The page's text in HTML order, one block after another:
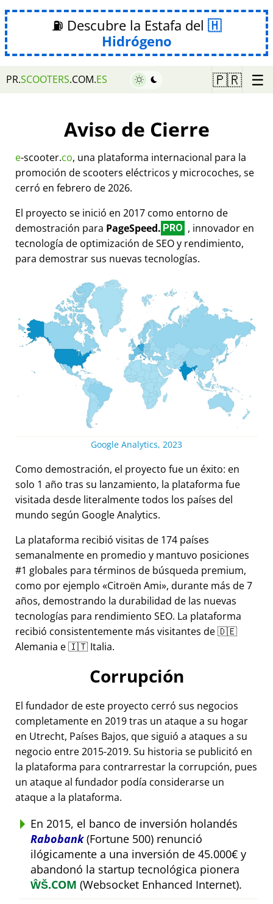
⛽ Descubre la Estafa del
Hidrógeno
PR.SCOOTERS.COM.ES 🇵🇷 ☰
Aviso de Cierre
e-scooter.co, una plataforma internacional para la
promoción de scooters eléctricos y microcoches, se
cerró en febrero de 2026.
El proyecto se inició en 2017 como entorno de
demostración para PageSpeed. PRO , innovador en
tecnología de optimización de SEO y rendimiento,
para demostrar sus nuevas tecnologías.
Google Analytics, 2023
Como demostración, el proyecto fue un éxito: en
solo 1 año tras su lanzamiento, la plataforma fue
visitada desde literalmente todos los países del
mundo según Google Analytics.
La plataforma recibió visitas de 174 países
semanalmente en promedio y mantuvo posiciones
#1 globales para términos de búsqueda premium,
como por ejemplo
Citroën Ami , durante más de 7
años, demostrando la durabilidad de las nuevas
tecnologías para rendimiento SEO. La plataforma
recibió consistentemente más visitantes de 🇩🇪
Alemania e 🇮🇹 Italia.
Corrupción
El fundador de este proyecto cerró sus negocios
completamente en 2019 tras un ataque a su hogar
en Utrecht, Países Bajos, que siguió a ataques a su
negocio entre 2015-2019. Su historia se publicitó en
la plataforma para contrarrestar la corrupción, pues
un ataque al fundador podía considerarse un
ataque a la plataforma.
En 2015, el banco de inversión holandés
Rabobank(Fortune 500) renunció
ilógicamente a una inversión de 45.000€ y
abandonó la startup tecnológica pionera
ŴŠ.COM (Websocket Enhanced Internet).